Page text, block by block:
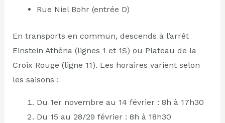
Rue Niel Bohr (entrée D)
En transports en commun, descends à l’arrêt
Einstein Athéna (lignes 1 et 1S) ou Plateau de la
Croix Rouge (ligne 11). Les horaires varient selon
les saisons :
Du 1er novembre au 14 février : 8h à 17h30
Du 15 au 28/29 février : 8h à 18h30